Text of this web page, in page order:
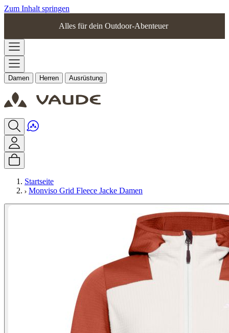
Zum Inhalt springen
Alles für dein Outdoor-Abenteuer
Damen Herren Ausrüstung
Startseite
Monviso Grid Fleece Jacke Damen